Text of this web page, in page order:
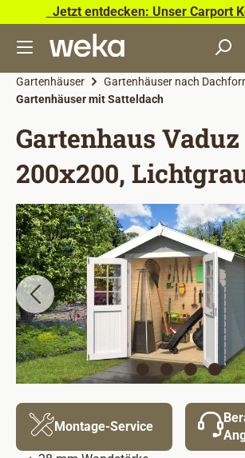
Zum Hauptinhalt springen
Jetzt entdecken: Unser Carport
Gartenhäuser
Gartenhäuser nach
Gartenhäuser mit Satteldach
Gartenhaus Vaduz
200x200,
Bildergalerie überspringen
Montage-Service